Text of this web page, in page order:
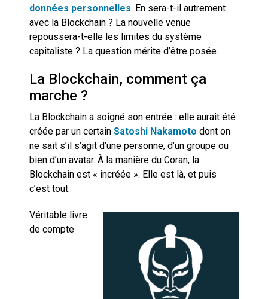
données personnelles. En sera-t-il autrement
avec la Blockchain ? La nouvelle venue
repoussera-t-elle les limites du système
capitaliste ? La question mérite d’être posée.
La Blockchain, comment ça
marche ?
La Blockchain a soigné son entrée : elle aurait été
créée par un certain Satoshi Nakamoto dont on
ne sait s’il s’agit d’une personne, d’un groupe ou
bien d’un avatar. À la manière du Coran, la
Blockchain est « incréée ». Elle est là, et puis
c’est tout.
Véritable livre
de compte